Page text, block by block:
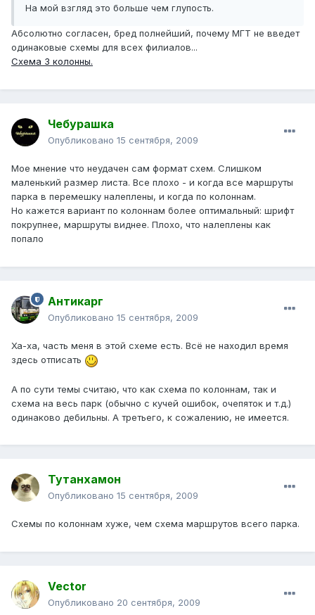
На мой взгляд это больше чем глупость.
Абсолютно согласен, бред полнейший, почему МГТ не введет
одинаковые схемы для всех филиалов...
Схема 3 колонны.
Чебурашка
Опубликовано 15 сентября, 2009
Мое мнение что неудачен сам формат схем. Слишком
маленький размер листа. Все плохо - и когда все маршруты
парка в перемешку налеплены, и когда по колоннам.
Но кажется вариант по колоннам более оптимальный: шрифт
покрупнее, маршруты виднее. Плохо, что налеплены как
попало
Антикарг
Опубликовано 15 сентября, 2009
Ха-ха, часть меня в этой схеме есть. Всё не находил время
здесь отписать
А по сути темы считаю, что как схема по колоннам, так и
схема на весь парк (обычно с кучей ошибок, очепяток и т.д.)
одинаково дебильны. А третьего, к сожалению, не имеется.
Тутанхамон
Опубликовано 15 сентября, 2009
Схемы по колоннам хуже, чем схема маршрутов всего парка.
Vector
Опубликовано 20 сентября, 2009